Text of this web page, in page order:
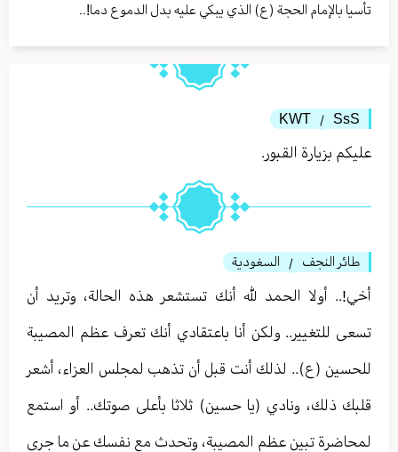
تأسيا بالإمام الحجة (ع) الذي يبكي عليه بدل الدموع دما!..
SsS
/
KWT
عليكم بزيارة القبور.
طائر النجف / السغودية
أخي!.. أولا الحمد لله أنك تستشعر هذه الحالة، وتريد أن
تسعى للتغيير.. ولكن أنا باعتقادي أنك تعرف عظم المصيبة
للحسين (ع).. لذلك أنت قبل أن تذهب لمجلس العزاء، أشعر
قلبك ذلك، ونادي (يا حسين) ثلاثا بأعلى صوتك.. أو استمع
لمحاضرة تبين عظم المصيبة، وتحدث مع نفسك عن ما جرى